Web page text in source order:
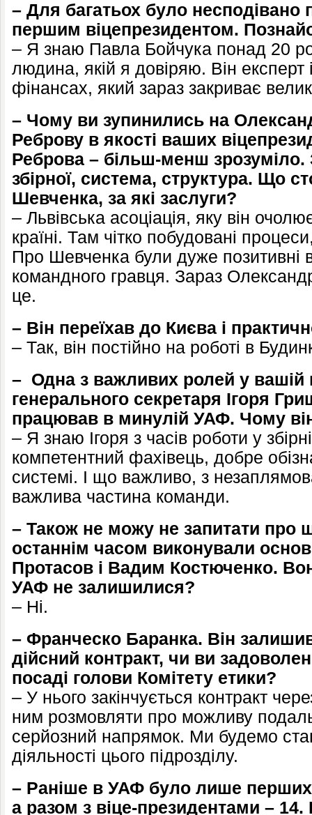
– Для багатьох було несподівано
першим віцепрезидентом.
– Я знаю Павла Бойчука понад 20
людина, якій я довіряю. Він експерт
фінансах, який зараз закриває
– Чому ви зупинились на
Реброву в якості ваших
Реброва – більш-менш зрозуміло.
збірної, система, структура. Що
Шевченка, за які заслуги?
– Львівська асоціація, яку він
країні. Там чітко побудовані
Про Шевченка були дуже позитивні
командного гравця. Зараз
це.
– Він переїхав до Києва і
– Так, він постійно на роботі в
– Одна з важливих ролей у вашій
генерального секретаря Ігоря
працював в минулій УАФ. Чому
– Я знаю Ігоря з часів роботи у
компетентний фахівець, добре
системі. І що важливо, з
важлива частина команди.
– Також не можу не запитати про
останнім часом виконували
Протасов і Вадим Костюченко.
УАФ не залишилися?
– Ні.
– Франческо Баранка. Він
дійсний контракт, чи ви
посаді голови Комітету етики?
– У нього закінчується контракт
ним розмовляти про можливу
серйозний напрямок. Ми будемо
діяльності цього підрозділу.
– Раніше в УАФ було лише перших
а разом з віце-президентами –